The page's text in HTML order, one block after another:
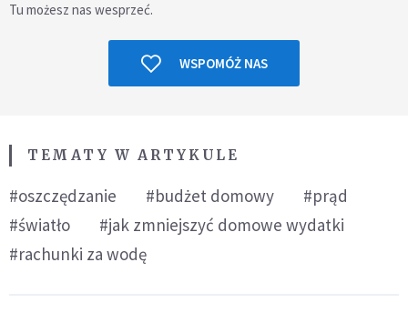
Tu możesz nas wesprzeć.
WSPOMÓŻ NAS
TEMATY W ARTYKULE
#oszczędzanie #budżet domowy
#prąd
#światło
#jak zmniejszyć domowe wydatki
#rachunki za wodę